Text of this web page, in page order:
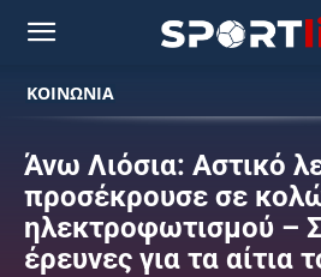
ΚΟΙΝΩΝΙΑ
Άνω Λιόσια: Αστικό
προσέκρουσε σε
ηλεκτροφωτισμού –
έρευνες για τα αίτια